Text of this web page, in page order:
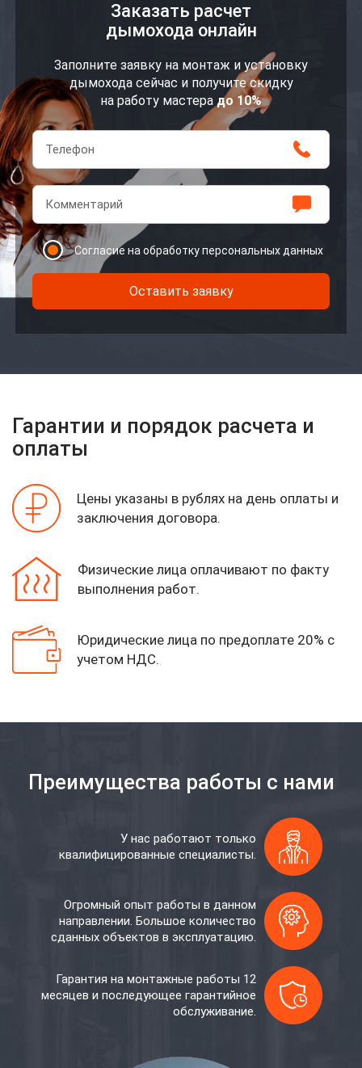
Заказать расчет
дымохода онлайн
Заполните заявку на монтаж и установку
дымохода сейчас и получите скидку
на работу мастера до 10%
Согласие на обработку персональных данных
Оставить заявку
Гарантии и порядок расчета и
оплаты
Цены указаны в рублях на день оплаты и
заключения договора.
Физические лица оплачивают по факту
выполнения работ.
Юридические лица по предоплате 20% с
учетом НДС.
Преимущества работы с нами
У нас работают только
квалифицированные специалисты.
Огромный опыт работы в данном
направлении. Большое количество
сданных объектов в эксплуатацию.
Гарантия на монтажные работы 12
месяцев и последующее гарантийное
обслуживание.